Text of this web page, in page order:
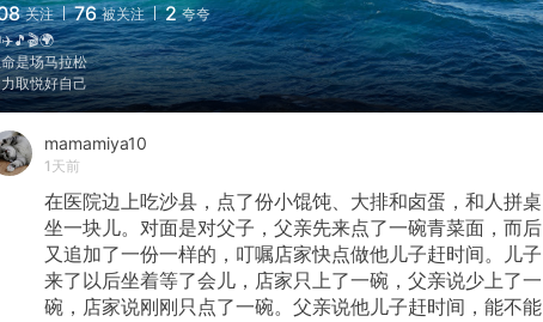
关注 76 被关注 2 夸夸
是场马拉松
取悦好自己
mamamiya10
1天前
在医院边上吃沙县，点了份小馄饨、大排和卤蛋，和人拼桌
坐一块儿。对面是对父子，父亲先来点了一碗青菜面，而后
又追加了一份一样的，叮嘱店家快点做他儿子赶时间。儿子
来了以后坐着等了会儿，店家只上了一碗，父亲说少上了一
碗，店家说刚刚只点了一碗。父亲说他儿子赶时间，能不能